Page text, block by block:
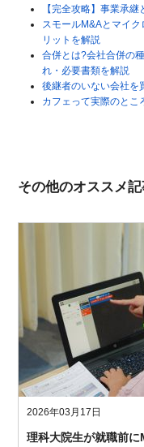
【完全攻略】事業承継
スモールM&Aとマイ
リットを解説
合併とは?会社合併の
れ・必要書類を解説
後継者のいない会社を
カフェって実際のとこ
その他のオススメ
2026年03月17日
理科大院生が就職前に